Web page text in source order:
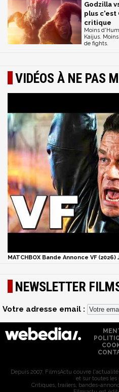
Godzilla
plus c'est
critique
Moins
Kaijus.
de fights.
VIDÉOS À NE PAS
MATCHBOX Bande Annonce VF
NEWSLETTER
Votre adresse email :
Depuis 2007, FilmsActu couvre
et sur toutes les
Critiques, trailers, bandes-